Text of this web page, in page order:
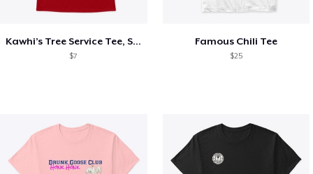
Kawhi’s Tree Service Tee, Shirts, Mug
$7
Famous Chili Tee
$25